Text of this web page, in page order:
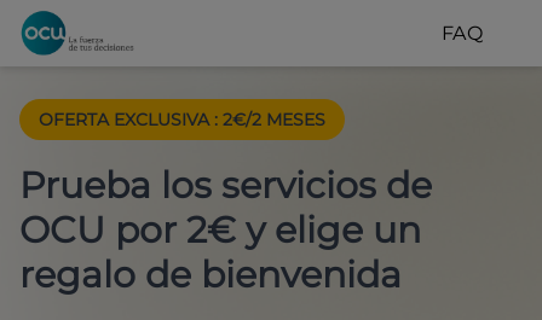
FAQ
OFERTA EXCLUSIVA : 2€/2 MESES
Prueba los servicios de
OCU por 2€ y elige un
regalo de bienvenida